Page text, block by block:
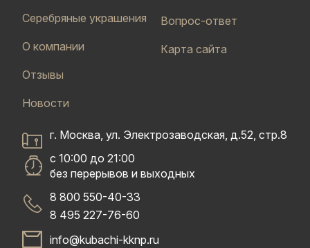
Серебряные украшения
О компании
Отзывы
Новости
Вопрос-ответ
Карта сайта
г. Москва, ул. Электрозаводская, д.52, стр.8
с 10:00 до 21:00
без перерывов и выходных
8 800 550-40-33
8 495 227-76-60
info@kubachi-kknp.ru